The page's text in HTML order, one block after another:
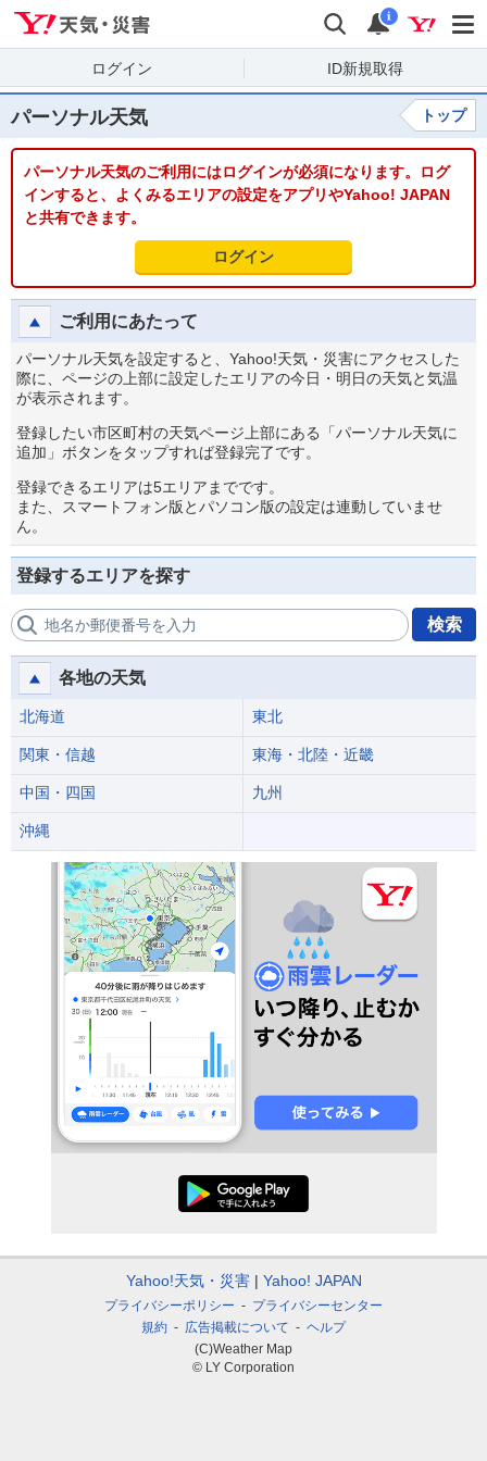
検索 通知
i
ログイン ID新規取得
パーソナル天気 トップ
パーソナル天気のご利用にはログインが必須になります。ログ
インすると、よくみるエリアの設定をアプリやYahoo! JAPAN
と共有できます。
ログイン
ご利用にあたって
パーソナル天気を設定すると、Yahoo!天気・災害にアクセスした
際に、ページの上部に設定したエリアの今日・明日の天気と気温
が表示されます。
登録したい市区町村の天気ページ上部にある「パーソナル天気に
追加」ボタンをタップすれば登録完了です。
登録できるエリアは5エリアまでです。
また、スマートフォン版とパソコン版の設定は連動していませ
ん。
登録するエリアを探す
地名か郵便番号を入力 検索
各地の天気
北海道 東北
関東・信越 東海・北陸・近畿
中国・四国 九州
沖縄
Yahoo!天気・災害 Yahoo! JAPAN
プライバシーポリシー
プライバシーセンター
規約
広告掲載について
ヘルプ
(C)Weather Map
© LY Corporation